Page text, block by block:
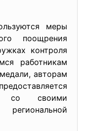
меры
поощрения
контроля
работникам
авторам
со своими